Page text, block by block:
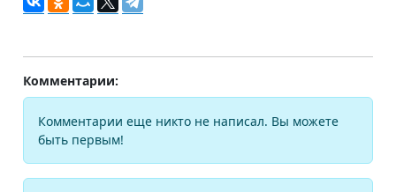
Комментарии:
Комментарии еще никто не написал. Вы можете
быть первым!